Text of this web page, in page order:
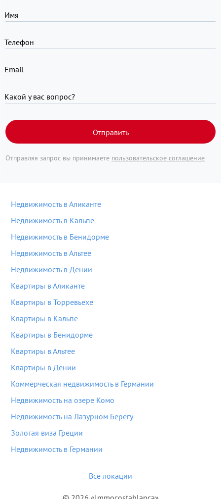
Имя
Телефон
Email
Какой у вас вопрос?
Отправить
Отправляя запрос вы принимаете пользовательское соглашение
Недвижимость в Аликанте
Недвижимость в Кальпе
Недвижимость в Бенидорме
Недвижимость в Альтее
Недвижимость в Дении
Квартиры в Аликанте
Квартиры в Торревьехе
Квартиры в Кальпе
Квартиры в Бенидорме
Квартиры в Альтее
Квартиры в Дении
Коммерческая недвижимость в Германии
Недвижимость на озере Комо
Недвижимость на Лазурном Берегу
Золотая виза Греции
Недвижимость в Германии
Все локации